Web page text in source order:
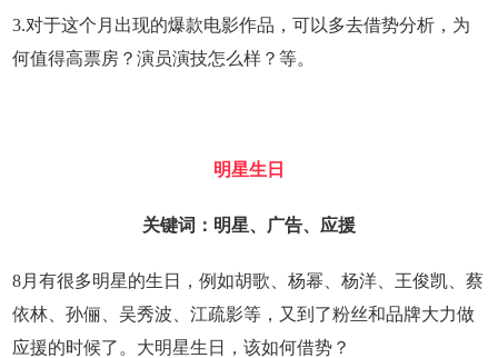
3.对于这个月出现的爆款电影作品，可以多去借势分析，为
何值得高票房？演员演技怎么样？等。
明星生日
关键词：明星、广告、应援
8月有很多明星的生日，例如胡歌、杨幂、杨洋、王俊凯、蔡
依林、孙俪、吴秀波、江疏影等，又到了粉丝和品牌大力做
应援的时候了。大明星生日，该如何借势？